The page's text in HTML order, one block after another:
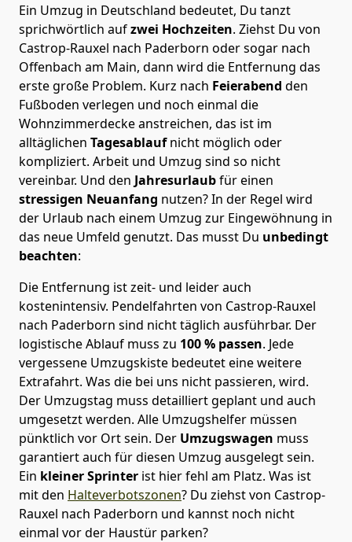
Ein Umzug in Deutschland bedeutet, Du tanzt
sprichwörtlich aufzwei Hochzeiten. Ziehst Du von
Castrop-Rauxel nach Paderborn oder sogar nach
Offenbach am Main, dann wird die Entfernung das
erste große Problem. Kurz nach Feierabend den
Fußboden verlegen und noch einmal die
Wohnzimmerdecke anstreichen, das ist im
alltäglichen Tagesablaufnicht möglich oder
kompliziert. Arbeit und Umzug sind so nicht
vereinbar. Und den Jahresurlaubfür einen
stressigen Neuanfang nutzen? In der Regel wird
der Urlaub nach einem Umzug zur Eingewöhnung in
das neue Umfeld genutzt. Das musst Du unbedingt
beachten:
Die Entfernung ist zeit- und leider auch
kostenintensiv. Pendelfahrten von Castrop-Rauxel
nach Paderborn sind nicht täglich ausführbar. Der
logistische Ablauf muss zu 100 % passen. Jede
vergessene Umzugskiste bedeutet eine weitere
Extrafahrt. Was die bei uns nicht passieren, wird.
Der Umzugstag muss detailliert geplant und auch
umgesetzt werden. Alle Umzugshelfer müssen
pünktlich vor Ort sein. Der Umzugswagen muss
garantiert auch für diesen Umzug ausgelegt sein.
Ein kleiner Sprinter ist hier fehl am Platz. Was ist
mit den Halteverbotszonen? Du ziehst von Castrop-
Rauxel nach Paderborn und kannst noch nicht
einmal vor der Haustür parken?